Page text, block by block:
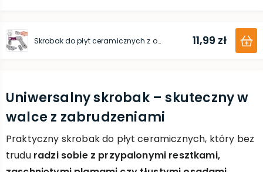
Skrobak do płyt ceramicznych z ostrzem 11,99 zł
Uniwersalny skrobak – skuteczny w
walce z zabrudzeniami
Praktyczny skrobak do płyt ceramicznych, który bez
trudu radzi sobie z przypalonymi resztkami,